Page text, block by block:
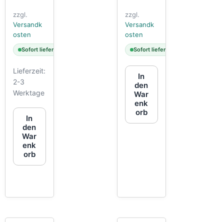
zzgl.
Versandk
osten
Sofort lieferbar
Lieferzeit:
2-3
Werktage
In
den
War
enk
orb
zzgl.
Versandk
osten
Sofort lieferbar
In
den
War
enk
orb